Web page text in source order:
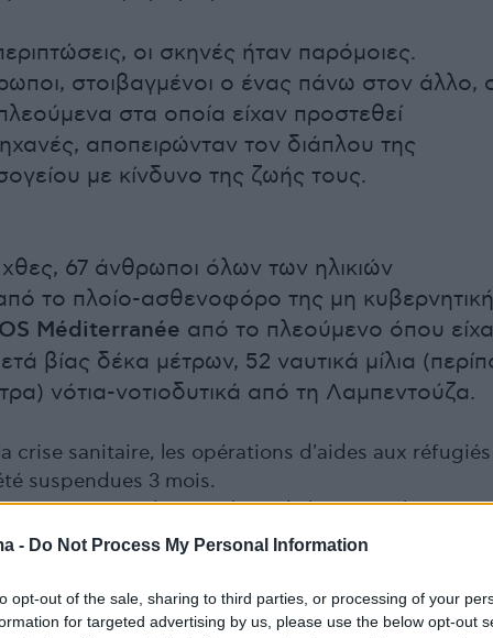
- Do Not Process My Personal Information
opt-out of the sale, sharing to third parties, or processing of your
for targeted advertising by us, please use the below opt-out
οι σκηνές ήταν παρόμοιες.
στοιβαγμένοι ο ένας πάνω στον άλλο,
στα οποία είχαν προστεθεί
αποπειρώνταν τον διάπλου της
με κίνδυνο της ζωής τους.
χθες, 67 άνθρωποι όλων των ηλικιών
το πλοίο-ασθενοφόρο της μη
Méditerranée από το πλεούμενο όπου
βίας δέκα μέτρων, 52 ναυτικά μίλια
νότια-νοτιοδυτικά από τη Λαμπεντούζα.
crise sanitaire, les opérations d'aides aux réfugiés
suspendues 3 mois.
avec un des membres de l'Ocean Viking, qui
la route de la Méditerranée pour porter
(@Loopsidernews)June 25, 2020